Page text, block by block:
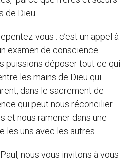
de Dieu.
vous : c’est un appel à
examen de conscience
puissions déposer tout ce qui
les mains de Dieu qui
dans le sacrement de
qui peut nous réconcilier
et nous ramener dans une
les uns avec les autres.
nous vous invitons à vous